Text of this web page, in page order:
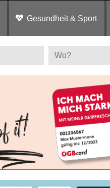
Gesundheit & Sport